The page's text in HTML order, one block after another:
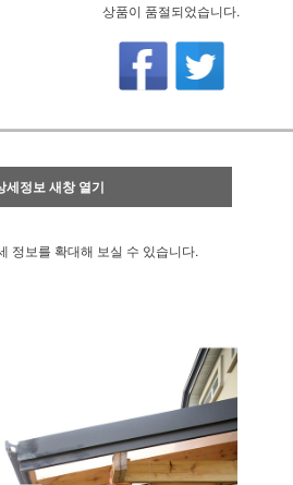
상품이 품절되었습니다.
세정보 새창 열기
정보를 확대해 보실 수 있습니다.